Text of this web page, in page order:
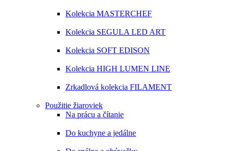
Kolekcia MASTERCHEF
Kolekcia SEGULA LED ART
Kolekcia SOFT EDISON
Kolekcia HIGH LUMEN LINE
Zrkadlová kolekcia FILAMENT
Použitie žiaroviek
Na prácu a čítanie
Do kuchyne a jedálne